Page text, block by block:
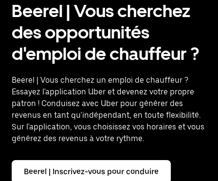
Beerel | Vous cherchez
des opportunités
d'emploi de chauffeur ?
Beerel | Vous cherchez un emploi de chauffeur ?
Essayez l'application Uber et devenez votre propre
patron ! Conduisez avec Uber pour générer des
revenus en tant qu'indépendant, en toute flexibilité.
Sur l'application, vous choisissez vos horaires et vous
générez des revenus à votre rythme.
Beerel | Inscrivez-vous pour conduire